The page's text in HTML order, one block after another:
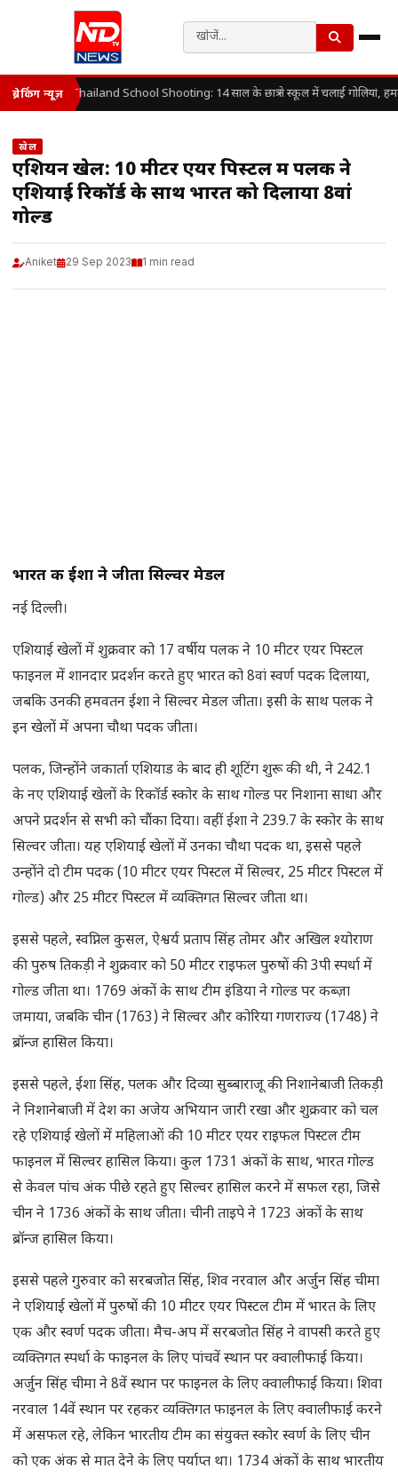
ब्रेकिंग न्यूज़ Thailand School Shooting: 14 साल के छात्र ने स्कूल में चलाई गोलियां,
खेल
एशियन खेल: 10 मीटर एयर पिस्टल में पलक ने
एशियाई रिकॉर्ड के साथ भारत को दिलाया 8वां
गोल्ड
Aniket 29 Sep 2023 1 min read
भारत की ईशा ने जीता सिल्वर मेडल
नई दिल्ली।
एशियाई खेलों में शुक्रवार को 17 वर्षीय पलक ने 10 मीटर एयर पिस्टल
फाइनल में शानदार प्रदर्शन करते हुए भारत को 8वां स्वर्ण पदक दिलाया,
जबकि उनकी हमवतन ईशा ने सिल्वर मेडल जीता। इसी के साथ पलक ने
इन खेलों में अपना चौथा पदक जीता।
पलक, जिन्होंने जकार्ता एशियाड के बाद ही शूटिंग शुरू की थी, ने 242.1
के नए एशियाई खेलों के रिकॉर्ड स्कोर के साथ गोल्ड पर निशाना साधा और
अपने प्रदर्शन से सभी को चौंका दिया। वहीं ईशा ने 239.7 के स्कोर के साथ
सिल्वर जीता। यह एशियाई खेलों में उनका चौथा पदक था, इससे पहले
उन्होंने दो टीम पदक (10 मीटर एयर पिस्टल में सिल्वर, 25 मीटर पिस्टल में
गोल्ड) और 25 मीटर पिस्टल में व्यक्तिगत सिल्वर जीता था।
इससे पहले, स्वप्निल कुसल, ऐश्वर्य प्रताप सिंह तोमर और अखिल श्योराण
की पुरुष तिकड़ी ने शुक्रवार को 50 मीटर राइफल पुरुषों की 3पी स्पर्धा में
गोल्ड जीता था। 1769 अंकों के साथ टीम इंडिया ने गोल्ड पर कब्ज़ा
जमाया, जबकि चीन (1763) ने सिल्वर और कोरिया गणराज्य (1748) ने
ब्रॉन्ज हासिल किया।
इससे पहले, ईशा सिंह, पलक और दिव्या सुब्बाराजू की निशानेबाजी तिकड़ी
ने निशानेबाजी में देश का अजेय अभियान जारी रखा और शुक्रवार को चल
रहे एशियाई खेलों में महिलाओं की 10 मीटर एयर राइफल पिस्टल टीम
फाइनल में सिल्वर हासिल किया। कुल 1731 अंकों के साथ, भारत गोल्ड
से केवल पांच अंक पीछे रहते हुए सिल्वर हासिल करने में सफल रहा, जिसे
चीन ने 1736 अंकों के साथ जीता। चीनी ताइपे ने 1723 अंकों के साथ
ब्रॉन्ज हासिल किया।
इससे पहले गुरुवार को सरबजोत सिंह, शिव नरवाल और अर्जुन सिंह चीमा
ने एशियाई खेलों में पुरुषों की 10 मीटर एयर पिस्टल टीम में भारत के लिए
एक और स्वर्ण पदक जीता। मैच-अप में सरबजोत सिंह ने वापसी करते हुए
व्यक्तिगत स्पर्धा के फाइनल के लिए पांचवें स्थान पर क्वालीफाई किया।
अर्जुन सिंह चीमा ने 8वें स्थान पर फाइनल के लिए क्वालीफाई किया। शिवा
नरवाल 14वें स्थान पर रहकर व्यक्तिगत फाइनल के लिए क्वालीफाई करने
में असफल रहे, लेकिन भारतीय टीम का संयुक्त स्कोर स्वर्ण के लिए चीन
को एक अंक से मात देने के लिए पर्याप्त था। 1734 अंकों के साथ भारतीय